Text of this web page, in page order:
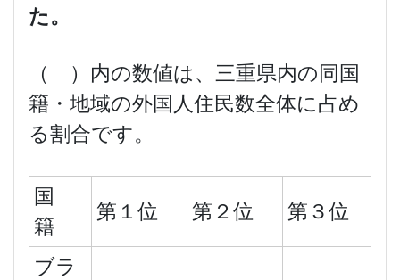
た。
（ ）内の数値は、三重県内の同国
籍・地域の外国人住民数全体に占め
る割合です。
国
籍
第１位 第２位 第３位
ブラ